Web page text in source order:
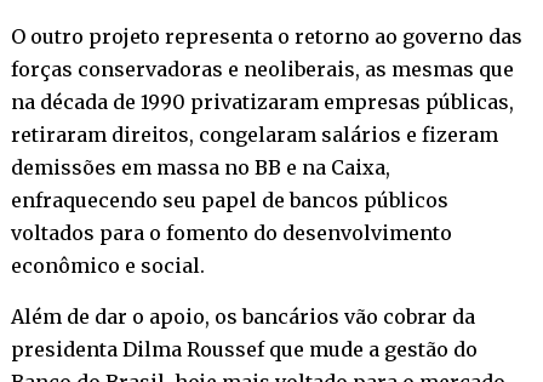
O outro projeto representa o retorno ao governo das
forças conservadoras e neoliberais, as mesmas que
na década de 1990 privatizaram empresas públicas,
retiraram direitos, congelaram salários e fizeram
demissões em massa no BB e na Caixa,
enfraquecendo seu papel de bancos públicos
voltados para o fomento do desenvolvimento
econômico e social.
Além de dar o apoio, os bancários vão cobrar da
presidenta Dilma Roussef que mude a gestão do